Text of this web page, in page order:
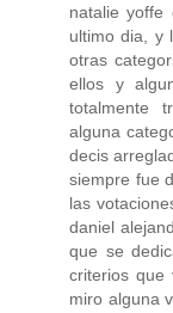
natalie
ultimo dia, y
otras
ellos y
totalmente
alguna
decis
siempre fue
las
daniel
que se
criterios
miro alguna